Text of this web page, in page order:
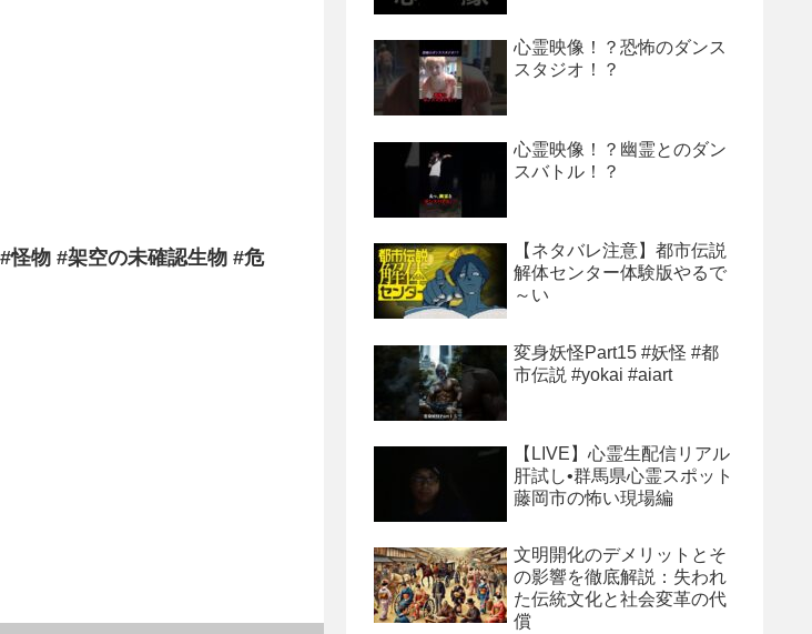
物 #架空の未確認生物 #危
心霊映像！？恐怖のダンス
スタジオ！？
心霊映像！？幽霊とのダン
スバトル！？
【ネタバレ注意】都市伝説
解体センター体験版やるで
～い
変身妖怪Part15 #妖怪 #都
市伝説 #yokai #aiart
【LIVE】心霊生配信リアル
肝試し•群馬県心霊スポット
藤岡市の怖い現場編
文明開化のデメリットとそ
の影響を徹底解説：失われ
た伝統文化と社会変革の代
償